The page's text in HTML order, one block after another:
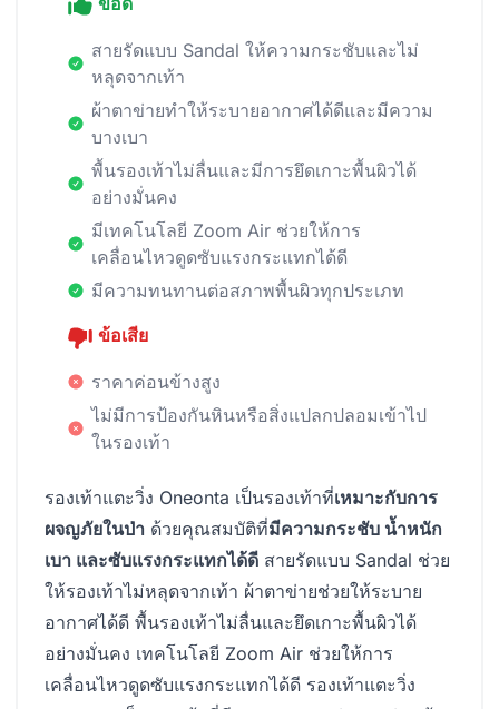
สายรัดแบบ Sandal ให้ความกระชับและไม่
หลุดจากเท้า
ผ้าตาข่ายทำให้ระบายอากาศได้ดีและมีความ
บางเบา
พื้นรองเท้าไม่ลื่นและมีการยึดเกาะพื้นผิวได้
อย่างมั่นคง
มีเทคโนโลยี Zoom Air ช่วยให้การ
เคลื่อนไหวดูดซับแรงกระแทกได้ดี
มีความทนทานต่อสภาพพื้นผิวทุกประเภท
ข้อเสีย
ราคาค่อนข้างสูง
ไม่มีการป้องกันหินหรือสิ่งแปลกปลอมเข้าไป
ในรองเท้า
รองเท้าแตะวิ่ง Oneonta เป็นรองเท้าที่เหมาะกับการ
ผจญภัยในป่า ด้วยคุณสมบัติที่มีความกระชับ น้ำหนัก
เบา และซับแรงกระแทกได้ดี สายรัดแบบ Sandal ช่วย
ให้รองเท้าไม่หลุดจากเท้า ผ้าตาข่ายช่วยให้ระบาย
อากาศได้ดี พื้นรองเท้าไม่ลื่นและยึดเกาะพื้นผิวได้
อย่างมั่นคง เทคโนโลยี Zoom Air ช่วยให้การ
เคลื่อนไหวดูดซับแรงกระแทกได้ดี รองเท้าแตะวิ่ง